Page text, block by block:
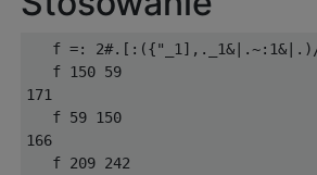
f =:
   f 150 59
171
   f 59 150
166
   f 209 242